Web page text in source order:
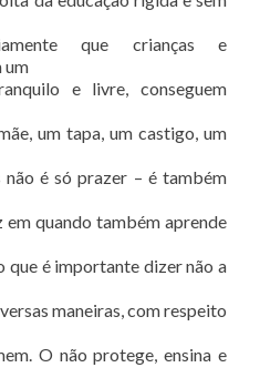
que crianças e
um
e livre, conseguem
um tapa, um castigo, um
é só prazer – é também
em quando também aprende
que é importante dizer não a
maneiras, com respeito
O não protege, ensina e